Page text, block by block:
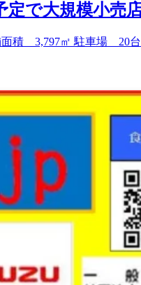
で大規模小売
面積 3,797㎡ 駐車場 20